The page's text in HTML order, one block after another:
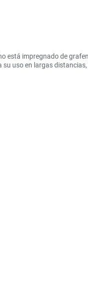
está impregnado de
uso en largas